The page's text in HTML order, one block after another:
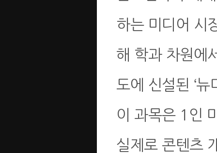
하는 미디어 시
해 학과 차원에
도에 신설된 ‘
이 과목은 1인
실제로 콘텐츠